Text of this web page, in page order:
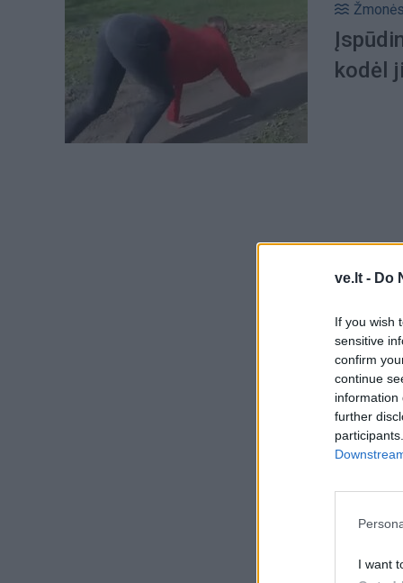
ve.lt - Do
If you wish
sensitive
confirm
continue
information
further
I want
Žmonės
kodėl